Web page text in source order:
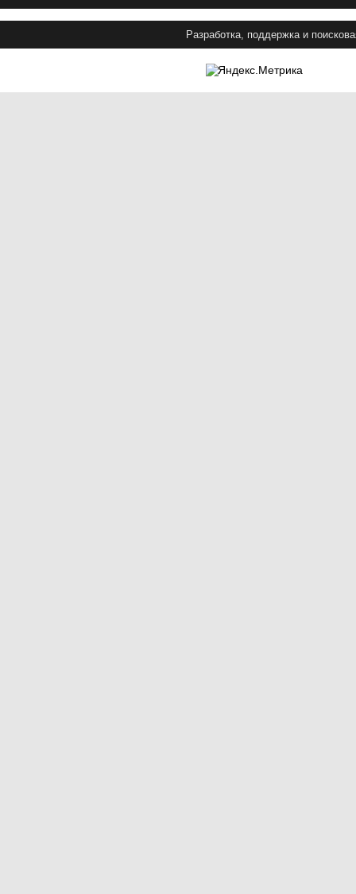
Разработка, поддержка и